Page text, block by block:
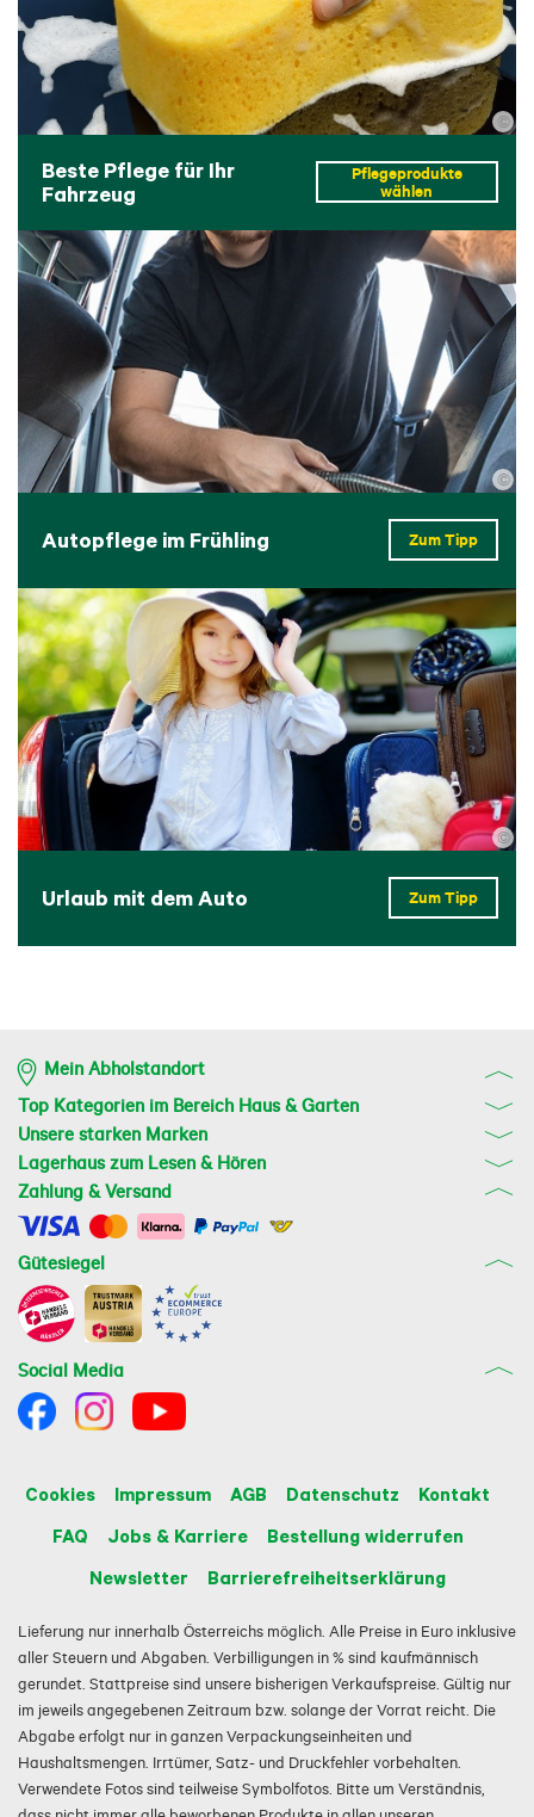
Beste Pflege für Ihr
Fahrzeug
Pflegeprodukte
wählen
©
Autopflege im Frühling Zum Tipp
©
Urlaub mit dem Auto Zum Tipp
©
Mein Abholstandort
Top Kategorien im Bereich Haus & Garten
Unsere starken Marken
Lagerhaus zum Lesen & Hören
Zahlung & Versand
Gütesiegel
Social Media
Cookies Impressum AGB Datenschutz
Kontakt
FAQ
Jobs & Karriere
Bestellung widerrufen
Newsletter
Barrierefreiheitserklärung
Lieferung nur innerhalb Österreichs möglich. Alle Preise in Euro inklusive
aller Steuern und Abgaben. Verbilligungen in % sind kaufmännisch
gerundet. Stattpreise sind unsere bisherigen Verkaufspreise. Gültig nur
im jeweils angegebenen Zeitraum bzw. solange der Vorrat reicht. Die
Abgabe erfolgt nur in ganzen Verpackungseinheiten und
Haushaltsmengen. Irrtümer, Satz- und Druckfehler vorbehalten.
Verwendete Fotos sind teilweise Symbolfotos. Bitte um Verständnis,